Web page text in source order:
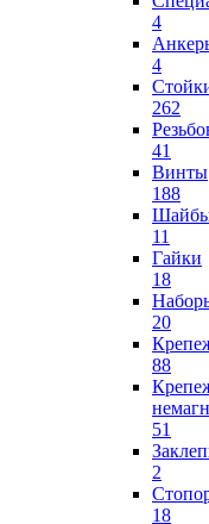
4
4
262
41
Винты
188
11
Гайки
18
20
88
51
2
18